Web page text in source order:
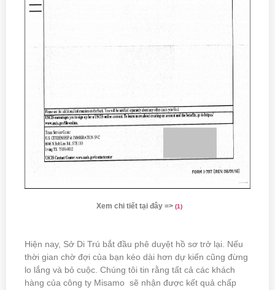
Xem chi tiết tại đây => (1)
Hiện nay, Sở Di Trú bắt đầu phê duyệt hồ sơ trở lại. Nếu
thời gian chờ đợi của bạn kéo dài hơn dự kiến cũng đừng
lo lắng và bỏ cuộc. Chúng tôi tin rằng tất cả các khách
hàng của công ty Misamo sẽ nhận được kết quả chấp